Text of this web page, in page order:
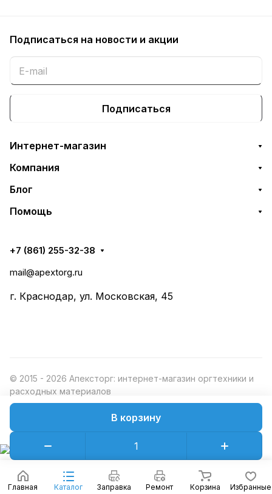
В корзину
Главная Каталог Заправка Ремонт Корзина Избранные
Подписаться на новости и акции
Подписаться
Интернет-магазин
Компания
Блог
Помощь
+7 (861) 255-32-38
mail@apextorg.ru
г. Краснодар, ул. Московская, 45
© 2015 - 2026 Апексторг: интернет-магазин оргтехники и
расходных материалов
Конфиденциальность